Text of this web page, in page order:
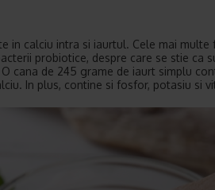
in calciu intra si iaurtul. Cele mai multe
probiotice, despre care se stie ca
cana de 245 grame de iaurt simplu
In plus, contine si fosfor, potasiu si